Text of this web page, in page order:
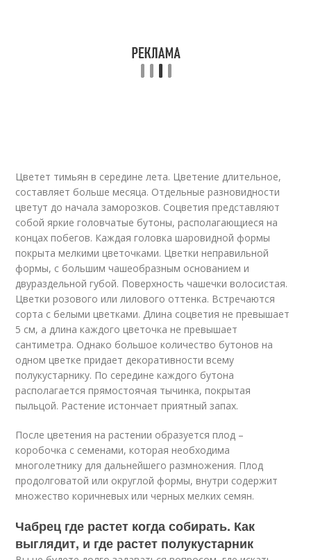
Цветет тимьян в середине лета. Цветение длительное,
составляет больше месяца. Отдельные разновидности
цветут до начала заморозков. Соцветия представляют
собой яркие головчатые бутоны, располагающиеся на
концах побегов. Каждая головка шаровидной формы
покрыта мелкими цветочками. Цветки неправильной
формы, с большим чашеобразным основанием и
двураздельной губой. Поверхность чашечки волосистая.
Цветки розового или лилового оттенка. Встречаются
сорта с белыми цветками. Длина соцветия не превышает
5 см, а длина каждого цветочка не превышает
сантиметра. Однако большое количество бутонов на
одном цветке придает декоративности всему
полукустарнику. По середине каждого бутона
располагается прямостоячая тычинка, покрытая
пыльцой. Растение истончает приятный запах.
После цветения на растении образуется плод –
коробочка с семенами, которая необходима
многолетнику для дальнейшего размножения. Плод
продолговатой или округлой формы, внутри содержит
множество коричневых или черных мелких семян.
Чабрец где растет когда собирать. Как
выглядит, и где растет полукустарник